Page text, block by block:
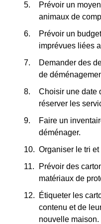
Prévoir un
animaux de
Prévoir un
imprévues liées
Demander des
de
Choisir une date
réserver les
Faire un
déménager.
Organiser le tri
Prévoir des
matériaux de
Étiqueter les
contenu et de
nouvelle maison.